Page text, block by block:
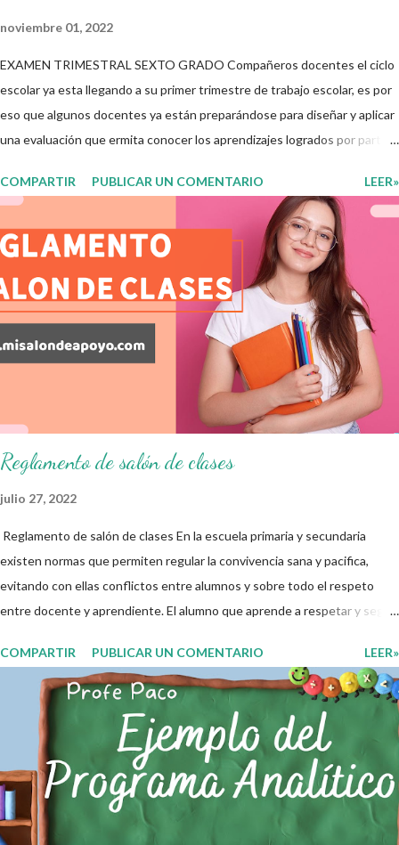
noviembre 01, 2022
EXAMEN TRIMESTRAL SEXTO GRADO Compañeros docentes el ciclo
escolar ya esta llegando a su primer trimestre de trabajo escolar, es por
eso que algunos docentes ya están preparándose para diseñar y aplicar
una evaluación que ermita conocer los aprendizajes logrados por parte
para evaluar las diferentes asignaturas que sus alumnos cursaron
durante este ciclo escolar, permitiendo obtener un mayor panorama de
los aprendizajes claves que sus nuevos aprendientes ya lograron
alcanzar y de aquellos que aun necesitan consolidar. Esto con la
finalidad de que elaboramos un plan de intervención adecuado para
atender las necesidades que nuestro grupo requiera de acuerdo a los
resultados del examen trimestral que apliquemos. Sin mas que decir les
damos las gracias para seguir apoyándonos en este nuevo blog
educativo y gracias por su preferencia. Recuerden que todo material
COMPARTIR PUBLICAR UN COMENTARIO LEER»
Reglamento de salón de clases
julio 27, 2022
Reglamento de salón de clases En la escuela primaria y secundaria
existen normas que permiten regular la convivencia sana y pacifica,
evitando con ellas conflictos entre alumnos y sobre todo el respeto
entre docente y aprendiente. El alumno que aprende a respetar y seguir
entiende las consecuencias de sus acciones, es por eso que el objetivo
fundamental de las normas de clases o reglamento de aula buscan
formar aprendientes que desde pequeños, entiendan, analizan y
practiquen las grandes responsabilidades que conlleva ser un buen
ciudadano. A continuación les compartimos algunos ejemplos de reglas
de salón de clases: 1. Cumplo con mis tareas y trabajos. 2. Cuidado mi
higiene personal. 3. Levanto la mano para hablar. 4. Pido permiso para
ir al baño 5. Deposito la basura en su lugar. 6. Cumplo con mis útiles
COMPARTIR PUBLICAR UN COMENTARIO LEER»